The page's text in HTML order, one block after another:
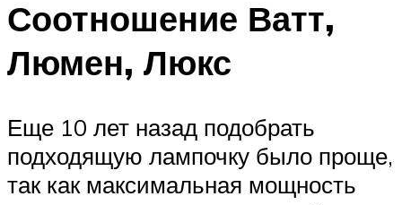
Соотношение Ватт,
Люмен, Люкс
Еще 10 лет назад подобрать
подходящую лампочку было проще,
так как максимальная мощность